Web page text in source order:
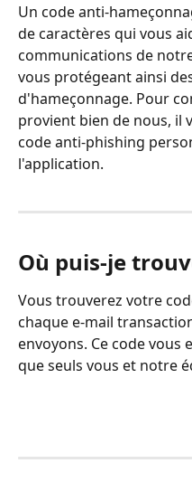
Un code anti-
de caractères qui vous
communications de
vous protégeant ainsi
d'hameçonnage. Pour
provient bien de nous, il
code anti-phishing
l'application.
Où puis-je
Vous trouverez votre
chaque e-mail
envoyons. Ce code
que seuls vous et notre